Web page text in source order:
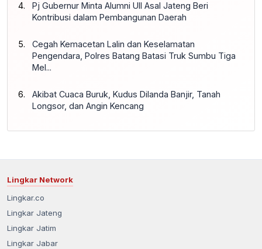
Pj Gubernur Minta Alumni UII Asal Jateng Beri
Kontribusi dalam Pembangunan Daerah
Cegah Kemacetan Lalin dan Keselamatan
Pengendara, Polres Batang Batasi Truk Sumbu Tiga
Mel...
Akibat Cuaca Buruk, Kudus Dilanda Banjir, Tanah
Longsor, dan Angin Kencang
Lingkar Network
Lingkar.co
Lingkar Jateng
Lingkar Jatim
Lingkar Jabar